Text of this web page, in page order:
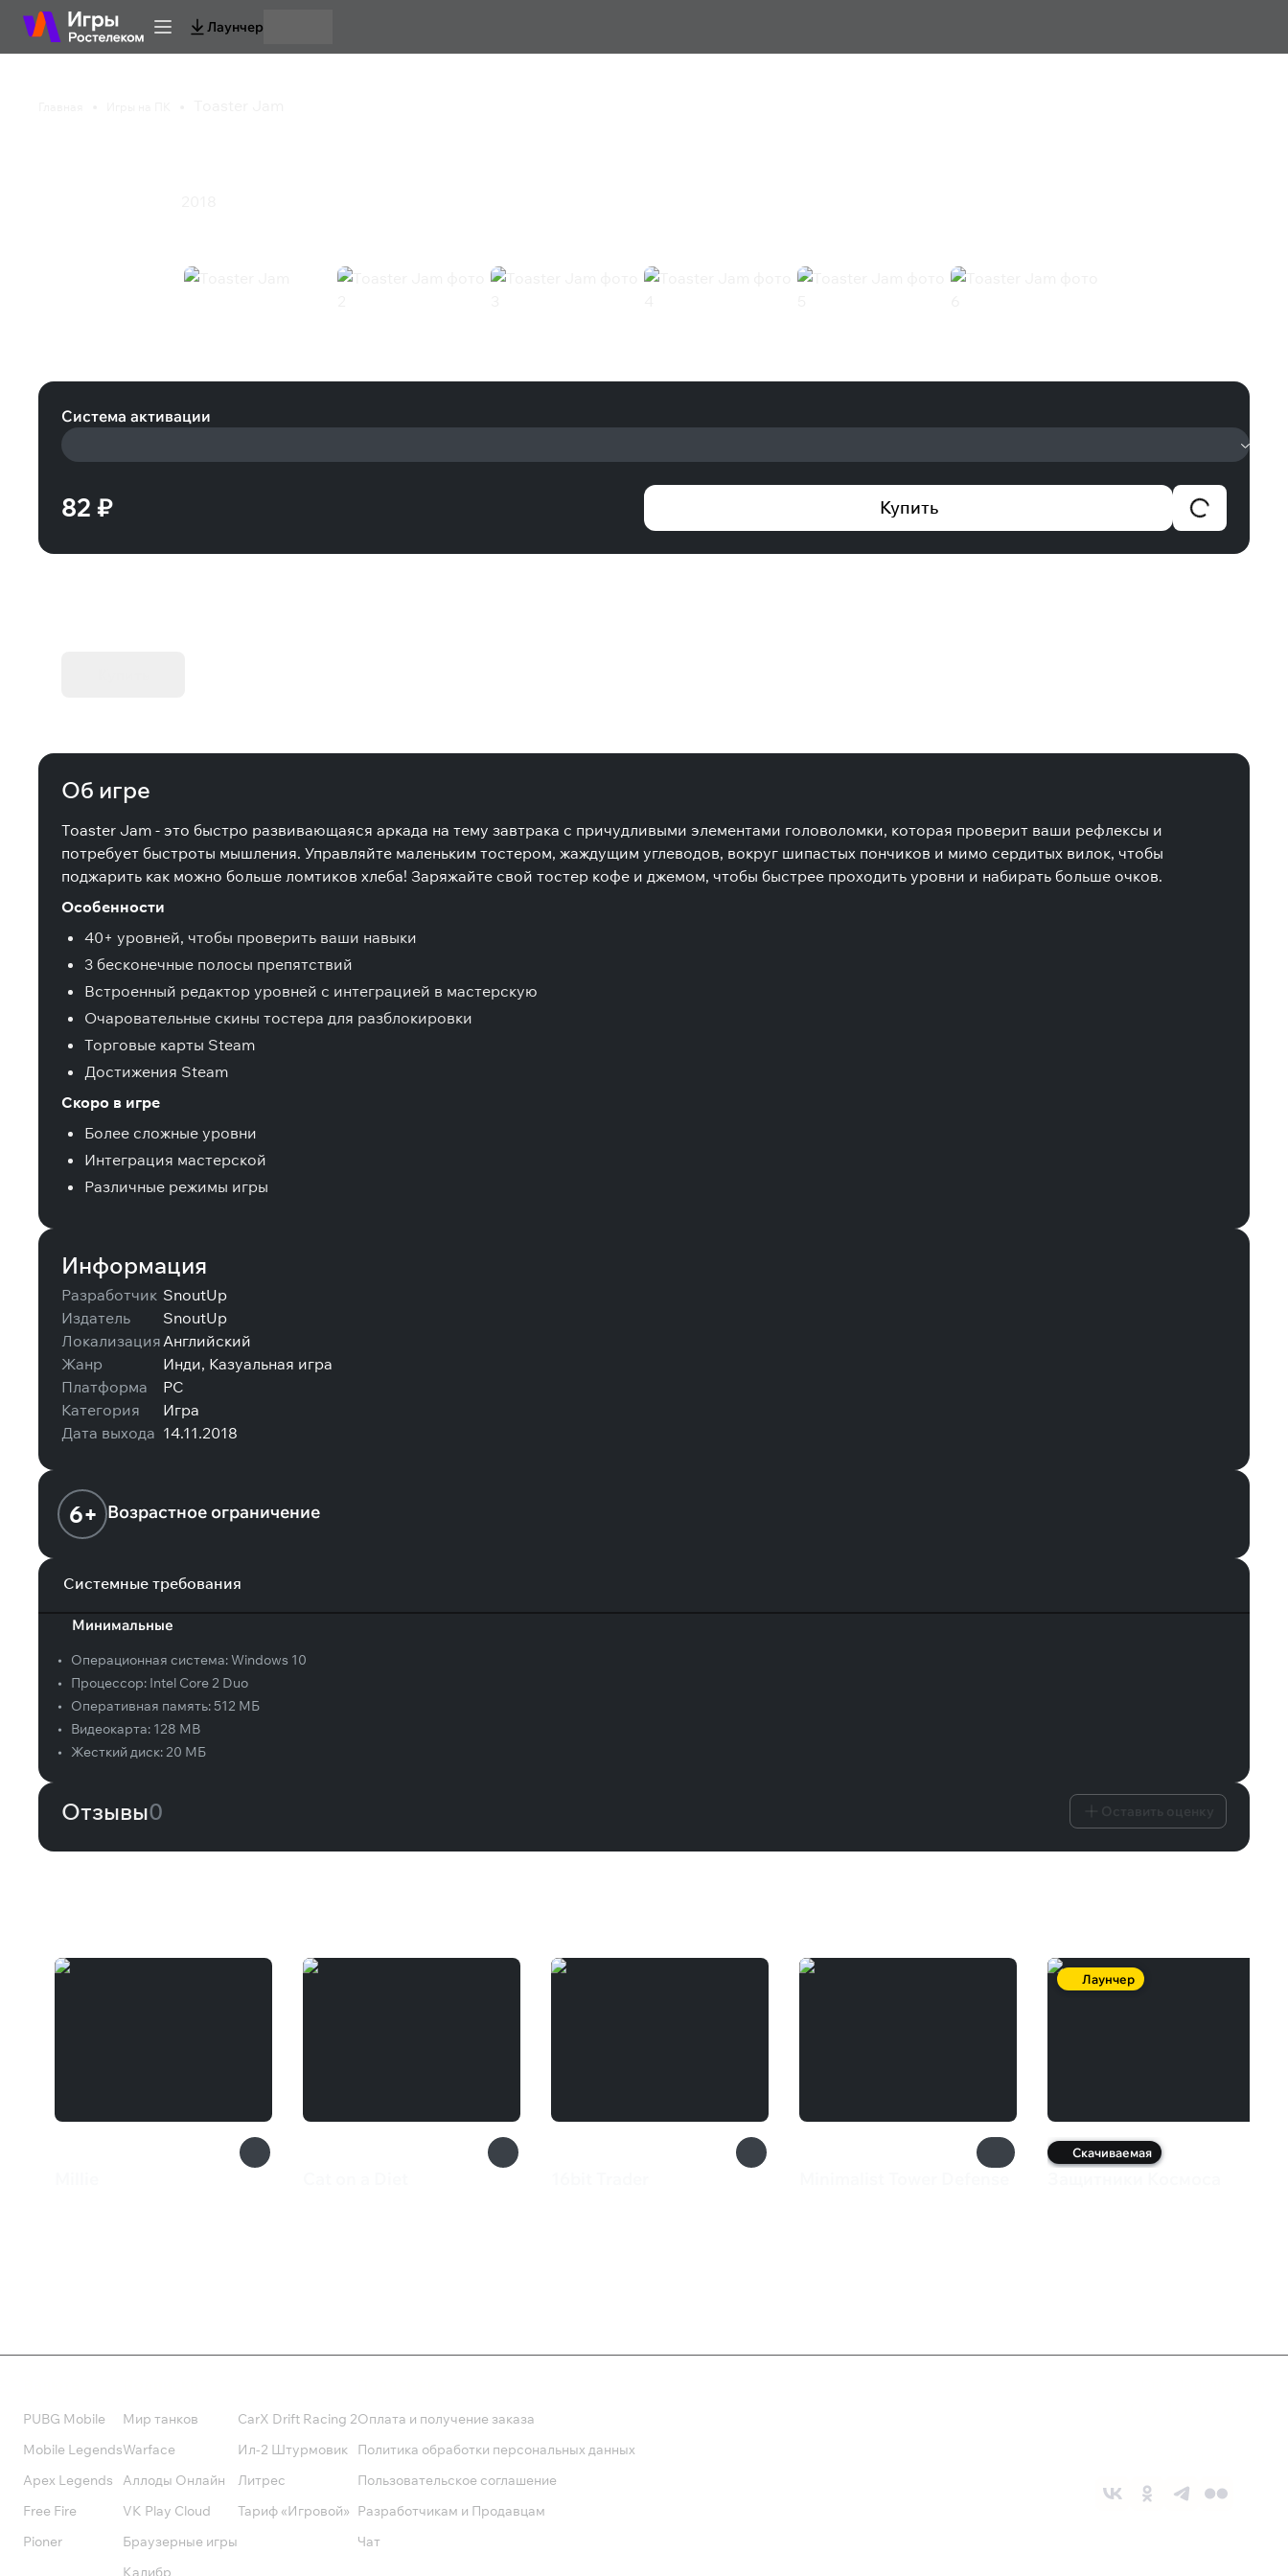
Лаунчер
Система активации
82 ₽ Купить
Об игре
Toaster Jam - это быстро развивающаяся аркада на тему завтрака с причудливыми элементами головоломки, которая проверит ваши рефлексы и
потребует быстроты мышления. Управляйте маленьким тостером, жаждущим углеводов, вокруг шипастых пончиков и мимо сердитых вилок, чтобы
поджарить как можно больше ломтиков хлеба! Заряжайте свой тостер кофе и джемом, чтобы быстрее проходить уровни и набирать больше очков.
Особенности
40+ уровней, чтобы проверить ваши навыки
3 бесконечные полосы препятствий
Встроенный редактор уровней с интеграцией в мастерскую
Очаровательные скины тостера для разблокировки
Торговые карты Steam
Достижения Steam
Скоро в игре
Более сложные уровни
Интеграция мастерской
Различные режимы игры
Информация
Разработчик SnoutUp
Издатель
SnoutUp
ЛокализацияАнглийский
Жанр
Инди, Казуальная игра
Платформа
PC
Категория
Игра
Дата выхода 14.11.2018
6+ Возрастное ограничение
Системные требования
Минимальные
• Операционная система:Windows 10
•
Процессор: Intel Core 2 Duo
•
Оперативная память: 512 МБ
•
Видеокарта: 128 MB
•
Жесткий диск:20 МБ
Отзывы0
Лаунчер
Скачиваемая
PUBG Mobile
Mobile Legends
Apex Legends
Free Fire
Pioner
Мир танков
Warface
Аллоды Онлайн
VK Play Cloud
Браузерные игры
Калибр
CarX Drift Racing 2
Ил-2 Штурмовик
Литрес
Тариф «Игровой»
Оплата и получение заказа
Политика обработки персональных данных
Пользовательское соглашение
Разработчикам и Продавцам
Чат